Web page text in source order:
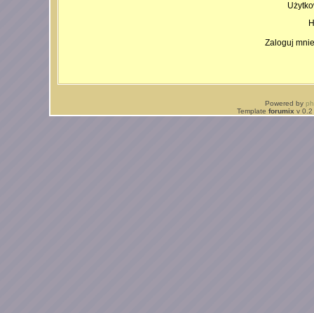
Zaloguj
Powered by
Template forumix v 0.2